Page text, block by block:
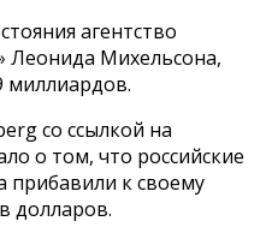
агентство
Леонида Михельсона,
миллиардов.
со ссылкой на
о том, что российские
прибавили к своему
долларов.